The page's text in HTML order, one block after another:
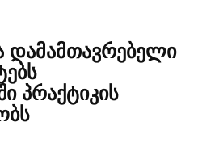
დამამთავრებელი
პრაქტიკის